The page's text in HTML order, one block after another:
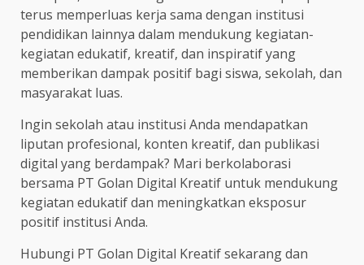
terus memperluas kerja sama dengan institusi
pendidikan lainnya dalam mendukung kegiatan-
kegiatan edukatif, kreatif, dan inspiratif yang
memberikan dampak positif bagi siswa, sekolah, dan
masyarakat luas.
Ingin sekolah atau institusi Anda mendapatkan
liputan profesional, konten kreatif, dan publikasi
digital yang berdampak? Mari berkolaborasi
bersama PT Golan Digital Kreatif untuk mendukung
kegiatan edukatif dan meningkatkan eksposur
positif institusi Anda.
Hubungi PT Golan Digital Kreatif sekarang dan